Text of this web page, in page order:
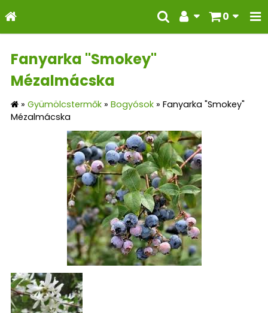
0
Fanyarka "Smokey"
Mézalmácska
» Gyümölcstermők » Bogyósok » Fanyarka "Smokey"
Mézalmácska